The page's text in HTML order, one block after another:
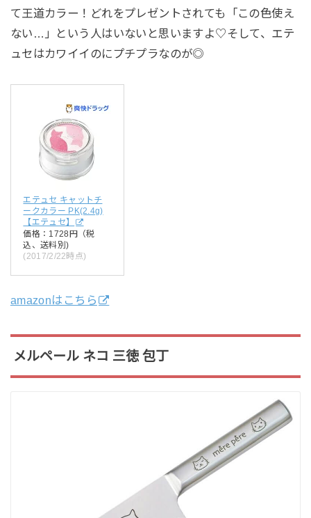
て王道カラー！どれをプレゼントされても「この色使え
ない…」という人はいないと思いますよ♡そして、エテ
ュセはカワイイのにプチプラなのが◎
エテュセ キャットチ
ークカラー PK(2.4g)
【エテュセ】
価格：1728円（税
込、送料別)
(2017/2/22時点)
amazonはこちら
メルペール ネコ 三徳 包丁